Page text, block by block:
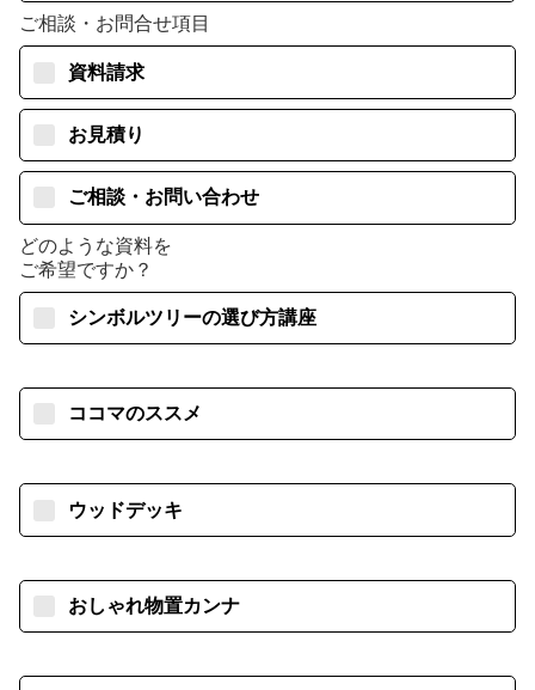
ご相談・お問合せ項目
資料請求
お見積り
ご相談・お問い合わせ
どのような資料を
ご希望ですか？
シンボルツリーの選び方講座
ココマのススメ
ウッドデッキ
おしゃれ物置カンナ